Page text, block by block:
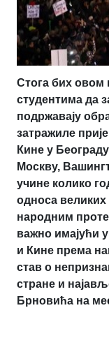
Стога бих
студентима да
подржавају
затражиле
Кине у
Москву,
учине колико
односа
народним
важно имајући
и Кине према
став о
стране и
Брновића на